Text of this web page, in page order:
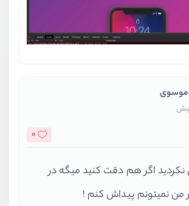
0
اگر هم دقت کنید میگه در
من نمیتونم پیداش کنم !